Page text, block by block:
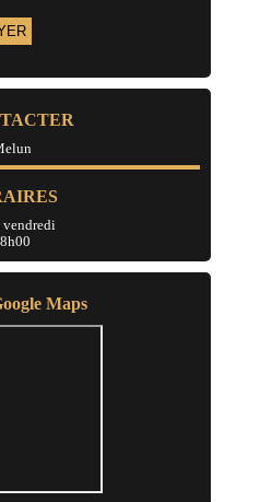
Châtelet-en-Brie
lès-Meaux
Ferté-Gaucher
la-Chapelle
Mard
le-Roi
sur-Ourcq
Germain-sur-Morin
sur-Marne
vendredi
Maps